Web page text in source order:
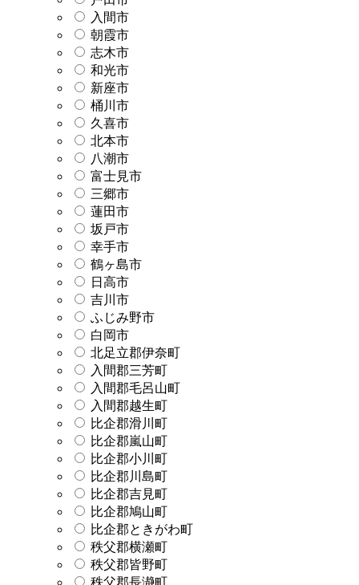
入間市
朝霞市
志木市
和光市
新座市
桶川市
久喜市
北本市
八潮市
富士見市
三郷市
蓮田市
坂戸市
幸手市
鶴ヶ島市
日高市
吉川市
ふじみ野市
白岡市
北足立郡伊奈町
入間郡三芳町
入間郡毛呂山町
入間郡越生町
比企郡滑川町
比企郡嵐山町
比企郡小川町
比企郡川島町
比企郡吉見町
比企郡鳩山町
比企郡ときがわ町
秩父郡横瀬町
秩父郡皆野町
秩父郡長瀞町